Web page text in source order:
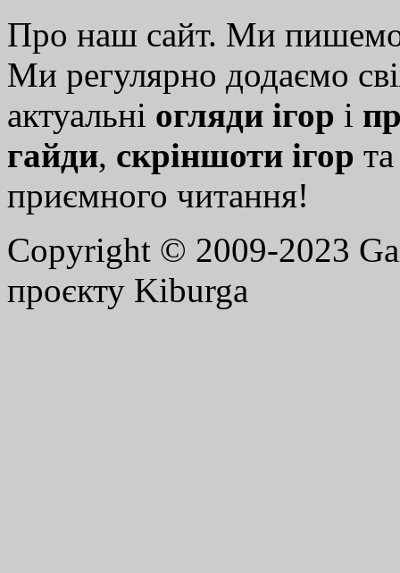
Про наш сайт. Ми
Ми регулярно додаємо
актуальні огляди ігор і
гайди, скріншоти ігор
приємного читання!
Copyright © 2009-2023
проєкту Kiburga